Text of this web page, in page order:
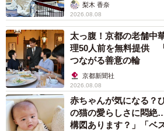
梨木 香奈
2026.08.08
太っ腹！京都の老舗中
理50人前を無料提供
つながる善意の輪
京都新聞社
2026.08.08
赤ちゃんが気になる？
の猫の愛らしさに悶
構図あります？」「ベ